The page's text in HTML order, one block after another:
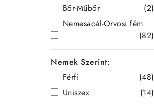
Bőr-Műbőr
(2)
Nemesacél-Orvosi fém
(82)
Nemek Szerint:
Férfi
(48)
Uniszex
(14)